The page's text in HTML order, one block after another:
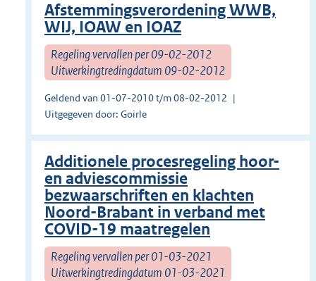
Afstemmingsverordening WWB,
WIJ, IOAW en IOAZ
Regeling vervallen per 09-02-2012
Uitwerkingtredingdatum 09-02-2012
Geldend van 01-07-2010 t/m 08-02-2012
Uitgegeven door: Goirle
Additionele procesregeling hoor-
en adviescommissie
bezwaarschriften en klachten
Noord-Brabant in verband met
COVID-19 maatregelen
Regeling vervallen per 01-03-2021
Uitwerkingtredingdatum 01-03-2021